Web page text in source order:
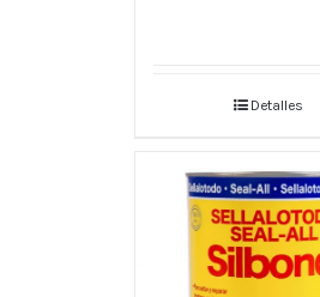
Detalles